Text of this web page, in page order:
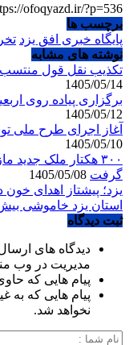
ofoqyazd.ir/?p=536
برچسب ها
پایگاه خبری افق یزد
نوشته های مشابه
تکذیب نقل قول منتسب
1405/05/14
برگزاری پیاده روی اربعین حسینی
1405/05/12
آغاز اجرای طرح ملی
1405/05/10
۳۰۰ هکتار ملک جدید
گرفت
یزد؛ پیشتاز اهدای خون
استان یزد خاموشی
ثبت دیدگاه
دیدگاه های
مدیریت در وب
پیام هایی که
پیام هایی که به
نخواهد شد.